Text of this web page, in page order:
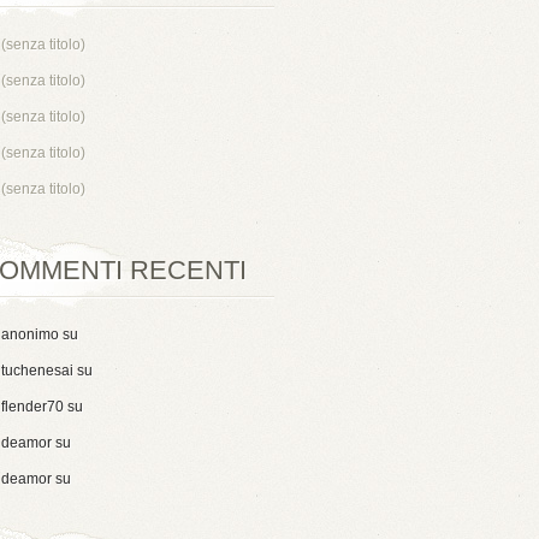
(senza titolo)
(senza titolo)
(senza titolo)
(senza titolo)
(senza titolo)
RECENTI
anonimo su
tuchenesai su
flender70 su
deamor su
deamor su